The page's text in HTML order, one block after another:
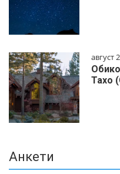
август
Тахо
Анкети